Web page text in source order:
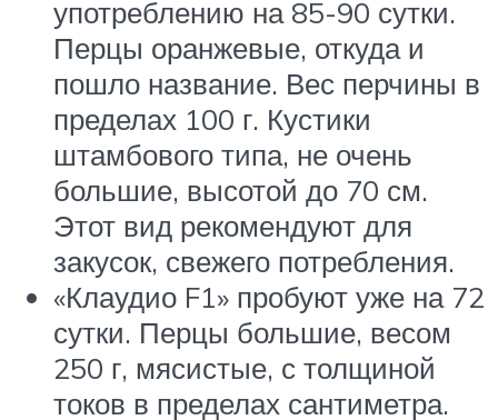
употреблению на 85-90 сутки.
Перцы оранжевые, откуда и
пошло название. Вес перчины в
пределах 100 г. Кустики
штамбового типа, не очень
большие, высотой до 70 см.
Этот вид рекомендуют для
закусок, свежего потребления.
«Клаудио F1» пробуют уже на 72
сутки. Перцы большие, весом
250 г, мясистые, с толщиной
токов в пределах сантиметра.